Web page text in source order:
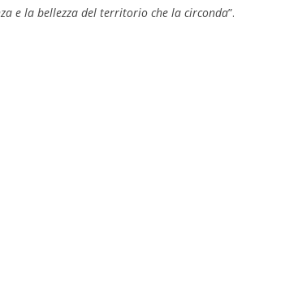
e la bellezza del territorio che la circonda”.